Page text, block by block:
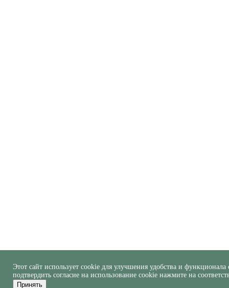
Этот сайт использует cookie для улучшения удобства и
подтвердить согласие на использование cookie нажмите на
Принять